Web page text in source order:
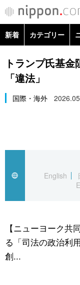
カテゴリー
経済・ビジネス
国際
文化
トップ
アーカイブ
In-depth
Japan Data
動画/Live
新着 カテゴリー
政治・外交
経済・ビジネス
スポーツ・東京2020
トランプ氏基
「違法」
国際・海外
English
【ニューヨーク共
る「司法の政治利
創...